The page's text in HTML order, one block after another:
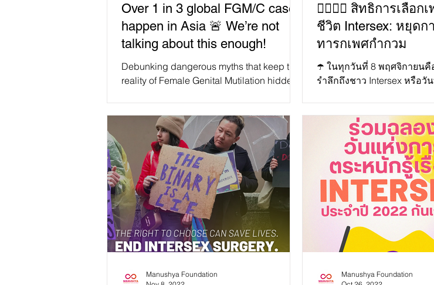
Over 1 in 3 global FGM/C cases
happen in Asia 🚨 We’re not
talking about this enough!
Debunking dangerous myths that keep the
reality of Female Genital Mutilation hidden
Mutilation and Cutting (FGM/C), we stand in
solidarity with survivors and communities
challenging this grave human rights
violation. It is happening prominently
across Southeast Asia, far more than official
date and governments reveal. 🌏 An
estimated 80 million women and girls in
Asia have undergone some form of F
🏳️‍🌈💛💜 สิทธิการเลือก
ชีวิต Intersex: หยุดก
ทารกเพศกำกวม
☂️ ในทุกวันที่ 8 พฤศจิกายนคื
รำลึกถึงชาว Intersex หรือวัน
Manushya Foundation
Manushya Foundation